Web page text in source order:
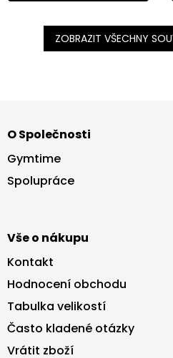
ZOBRAZIT VŠECHNY
p
a
O Společnosti
Gymtime
Spolupráce
Vše o nákupu
Kontakt
Hodnocení obchodu
Tabulka velikostí
Často kladené otázky
Vrátit zboží